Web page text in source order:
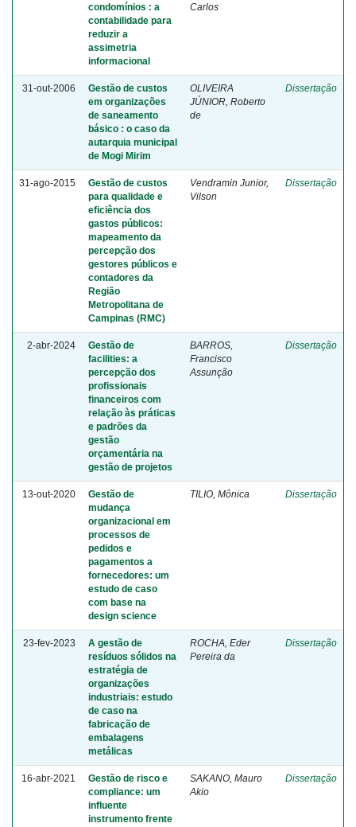
condomínios : a
contabilidade para
reduzir a
assimetria
informacional
Carlos
31-out-2006
Gestão de custos
em organizações
de saneamento
básico : o caso da
autarquia municipal
de Mogi Mirim
OLIVEIRA
JÚNIOR, Roberto
de
Dissertação
31-ago-2015
Gestão de custos
para qualidade e
eficiência dos
gastos públicos:
mapeamento da
percepção dos
gestores públicos e
contadores da
Região
Metropolitana de
Campinas (RMC)
Vendramin Junior,
Vilson
Dissertação
2-abr-2024
Gestão de
facilities: a
percepção dos
profissionais
financeiros com
relação às práticas
e padrões da
gestão
orçamentária na
gestão de projetos
BARROS,
Francisco
Assunção
Dissertação
13-out-2020
Gestão de
mudança
organizacional em
processos de
pedidos e
pagamentos a
fornecedores: um
estudo de caso
com base na
design science
TILIO, Mônica Dissertação
23-fev-2023
A gestão de
resíduos sólidos na
estratégia de
organizações
industriais: estudo
de caso na
fabricação de
embalagens
metálicas
ROCHA, Eder
Pereira da
Dissertação
16-abr-2021
Gestão de risco e
compliance: um
influente
instrumento frente
SAKANO, Mauro
Akio
Dissertação